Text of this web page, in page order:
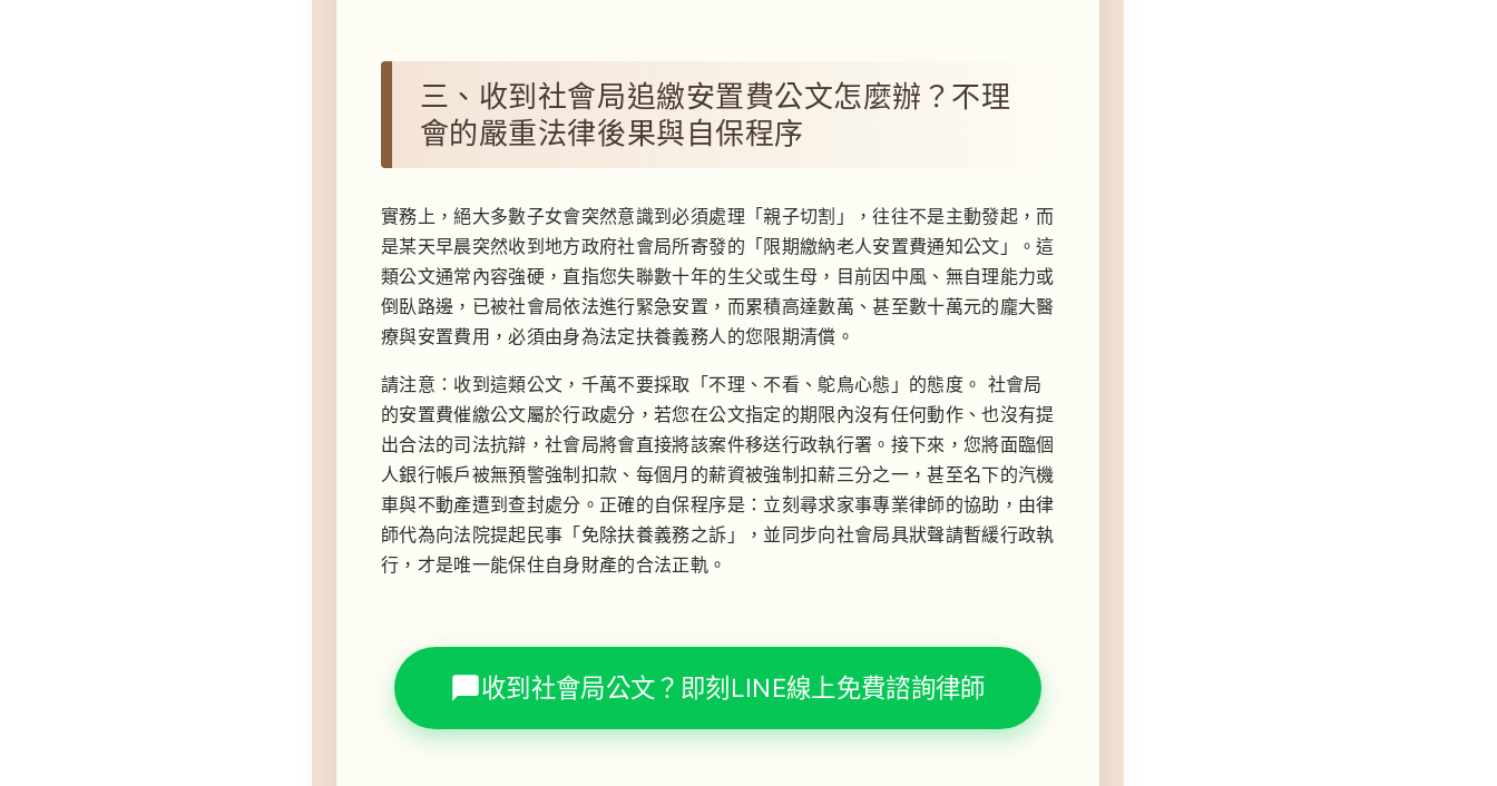
三、收到社會局追繳安置費公文怎麼辦？不理
會的嚴重法律後果與自保程序
實務上，絕大多數子女會突然意識到必須處理「親子切割」，往往不是主動發起，而
是某天早晨突然收到地方政府社會局所寄發的「限期繳納老人安置費通知公文」。這
類公文通常內容強硬，直指您失聯數十年的生父或生母，目前因中風、無自理能力或
倒臥路邊，已被社會局依法進行緊急安置，而累積高達數萬、甚至數十萬元的龐大醫
療與安置費用，必須由身為法定扶養義務人的您限期清償。
請注意：收到這類公文，千萬不要採取「不理、不看、鴕鳥心態」的態度。 社會局
的安置費催繳公文屬於行政處分，若您在公文指定的期限內沒有任何動作、也沒有提
出合法的司法抗辯，社會局將會直接將該案件移送行政執行署。接下來，您將面臨個
人銀行帳戶被無預警強制扣款、每個月的薪資被強制扣薪三分之一，甚至名下的汽機
車與不動產遭到查封處分。正確的自保程序是：立刻尋求家事專業律師的協助，由律
師代為向法院提起民事「免除扶養義務之訴」，並同步向社會局具狀聲請暫緩行政執
行，才是唯一能保住自身財產的合法正軌。
收到社會局公文？即刻LINE線上免費諮詢律師